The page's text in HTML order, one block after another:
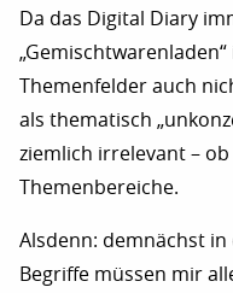
Da das Digital Diary
Themenfelder auch
als thematisch
ziemlich irrelevant –
Themenbereiche.
Alsdenn: demnächst
Begriffe müssen mir